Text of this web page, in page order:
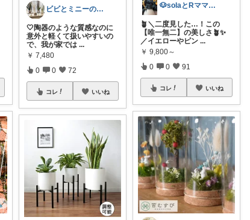
ビビとミニーのお気に入り🐾
🤍陶器のような質感なのに
意外と軽くて扱いやすいの
で、我が家では ...
￥ 7,480
0 0 72
コレ いいね
🐶solaとRママ🍀自分を愛でる空間
🪴＼二度見した…！この
【唯一無二】の美しさ🪴✨
／イエローやピン ...
￥ 9,800～
0 0 91
コレ いいね